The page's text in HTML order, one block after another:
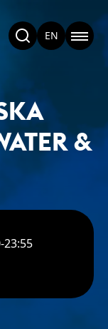
EN
&
23:55